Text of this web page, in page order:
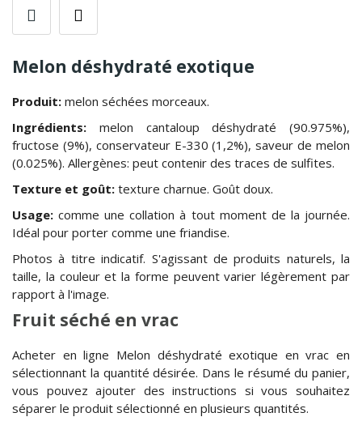
Melon déshydraté exotique
Produit: melon séchées morceaux.
Ingrédients:
melon cantaloup déshydraté (90.975%),
fructose (9%), conservateur E-330 (1,2%), saveur de melon
(0.025%). Allergènes: peut contenir des traces de sulfites.
Texture et goût: texture charnue. Goût doux.
Usage: comme une collation à tout moment de la journée.
Idéal pour porter comme une friandise.
Photos à titre indicatif. S'agissant de produits naturels, la
taille, la couleur et la forme peuvent varier légèrement par
rapport à l'image.
Fruit séché en vrac
Acheter en ligne Melon déshydraté exotique en vrac en
sélectionnant la quantité désirée. Dans le résumé du panier,
vous pouvez ajouter des instructions si vous souhaitez
séparer le produit sélectionné en plusieurs quantités.